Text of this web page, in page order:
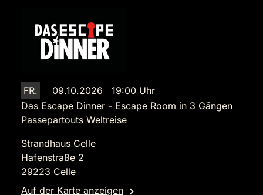
FR.
09.10.2026 19:00 Uhr
Das Escape Dinner - Escape Room in 3 Gängen
Passepartouts Weltreise
Strandhaus Celle
Hafenstraße 2
29223 Celle
Auf der Karte anzeigen